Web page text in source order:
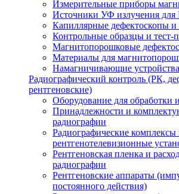
Измерительные приборы
Источники УФ излучения
Капиллярные дефектоскопы и
Контрольные образцы и тест-
Магнитопорошковые
Материалы для
Намагничивающие устройства
Радиографический контроль (РК,
рентгеновские)
Оборудование для обработки
Принадлежности и
радиографии
Радиографические комплексы
рентгенотелевизионные
Рентгеновская пленка и
радиографии
Рентгеновские аппараты
постоянного действия)